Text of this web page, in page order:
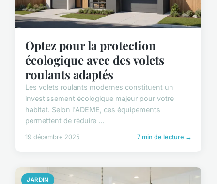
Optez pour la protection
écologique avec des volets
roulants adaptés
Les volets roulants modernes constituent un
investissement écologique majeur pour votre
habitat. Selon l'ADEME, ces équipements
permettent de réduire ...
19 décembre 2025 7 min de lecture →
JARDIN